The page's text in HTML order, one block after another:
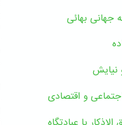
جهانی بهائی
نیایش
و اقتصادی